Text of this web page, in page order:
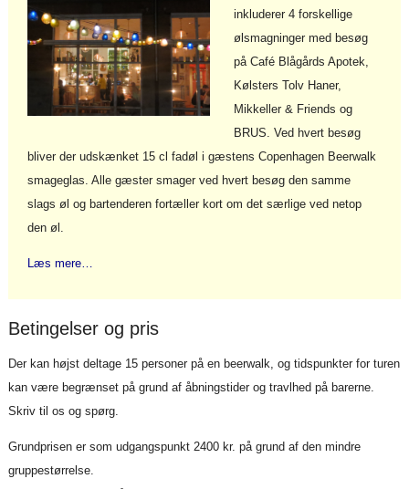
inkluderer 4 forskellige
ølsmagninger med besøg
på Café Blågårds Apotek,
Kølsters Tolv Haner,
Mikkeller & Friends og
BRUS. Ved hvert besøg
bliver der udskænket 15 cl fadøl i gæstens Copenhagen Beerwalk
smageglas. Alle gæster smager ved hvert besøg den samme
slags øl og bartenderen fortæller kort om det særlige ved netop
den øl.
Læs mere…
Betingelser og pris
Der kan højst deltage 15 personer på en beerwalk, og tidspunkter for turen
kan være begrænset på grund af åbningstider og travlhed på barerne.
Skriv til os og spørg.
Grundprisen er som udgangspunkt 2400 kr. på grund af den mindre
gruppestørrelse.